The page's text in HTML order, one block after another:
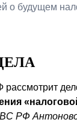
о будущем
ВС РФ